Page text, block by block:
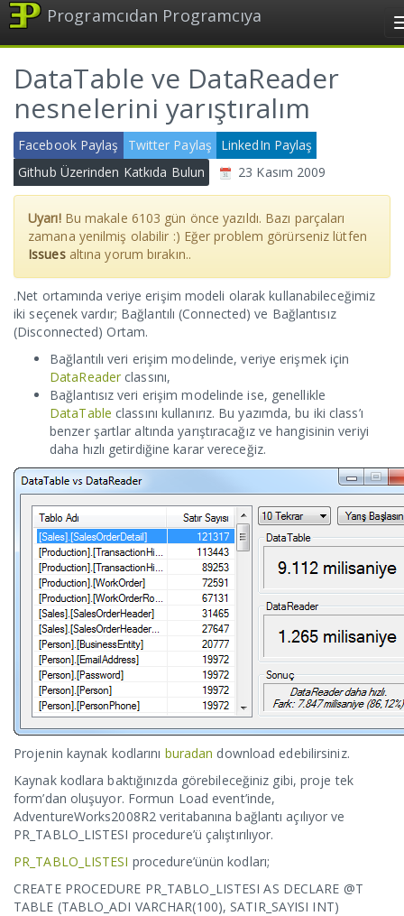
Programcıdan Programcıya
DataTable ve DataReader
nesnelerini yarıştıralım
Facebook Paylaş Twitter Paylaş
LinkedIn Paylaş
Github Üzerinden Katkıda Bulun
23 Kasım 2009
Uyarı!Bu makale 6103 gün önce yazıldı. Bazı parçaları
zamana yenilmiş olabilir :) Eğer problem görürseniz lütfen
Issuesaltına yorum bırakın..
.Net ortamında veriye erişim modeli olarak kullanabileceğimiz
iki seçenek vardır; Bağlantılı (Connected) ve Bağlantısız
(Disconnected) Ortam.
Bağlantılı veri erişim modelinde, veriye erişmek için
DataReader classını,
Bağlantısız veri erişim modelinde ise, genellikle
DataTable classını kullanırız. Bu yazımda, bu iki class’ı
benzer şartlar altında yarıştıracağız ve hangisinin veriyi
daha hızlı getirdiğine karar vereceğiz.
Projenin kaynak kodlarını buradan download edebilirsiniz.
Kaynak kodlara baktığınızda görebileceğiniz gibi, proje tek
form’dan oluşuyor. Formun Load event’inde,
AdventureWorks2008R2 veritabanına bağlantı açılıyor ve
PR_TABLO_LISTESI procedure’ü çalıştırılıyor.
PR_TABLO_LISTESI procedure’ünün kodları;
CREATE PROCEDURE PR_TABLO_LISTESI AS DECLARE @T
TABLE (TABLO_ADI VARCHAR(100), SATIR_SAYISI INT)